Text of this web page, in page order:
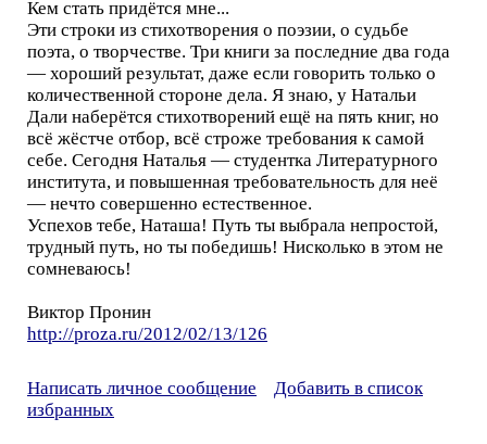
Кем стать придётся мне...
Эти строки из стихотворения о поэзии, о судьбе
поэта, о творчестве. Три книги за последние два года
— хороший результат, даже если говорить только о
количественной стороне дела. Я знаю, у Натальи
Дали наберётся стихотворений ещё на пять книг, но
всё жёстче отбор, всё строже требования к самой
себе. Сегодня Наталья — студентка Литературного
института, и повышенная требовательность для неё
— нечто совершенно естественное.
Успехов тебе, Наташа! Путь ты выбрала непростой,
трудный путь, но ты победишь! Нисколько в этом не
сомневаюсь!
Виктор Пронин
http://proza.ru/2012/02/13/126
Написать личное сообщение
Добавить в список
избранных